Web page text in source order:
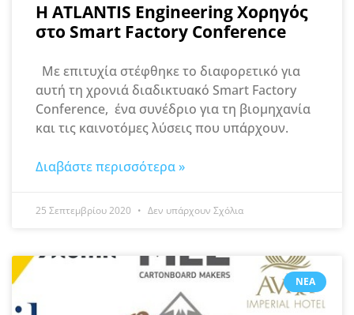
Η ATLANTIS Engineering Χορηγός
στο Smart Factory Conference
Με επιτυχία στέφθηκε το διαφορετικό για
αυτή τη χρονιά διαδικτυακό Smart Factory
Conference, ένα συνέδριο για τη βιομηχανία
και τις καινοτόμες λύσεις που υπάρχουν.
Διαβάστε περισσότερα »
25 Σεπτεμβρίου 2020 Δεν υπάρχουν Σχόλια
ΝΈΑ